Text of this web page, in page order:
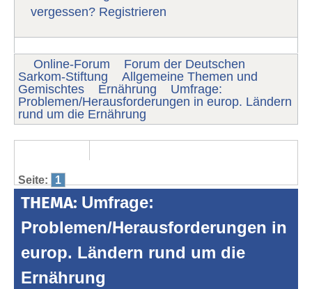
vergessen? Registrieren
Online-Forum
Forum der Deutschen
Sarkom-Stiftung
Allgemeine Themen und
Gemischtes
Ernährung
Umfrage:
Problemen/Herausforderungen in europ. Ländern
rund um die Ernährung
Seite: 1
THEMA: Umfrage:
Problemen/Herausforderungen in
europ. Ländern rund um die
Ernährung